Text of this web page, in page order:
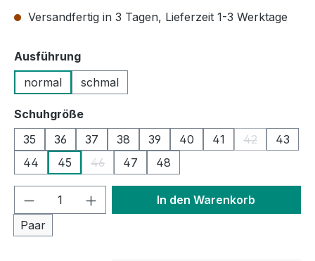
Versandfertig in 3 Tagen, Lieferzeit 1-3 Werktage
Ausführungauswählen
normal
schmal
Schuhgrößeauswählen
35
36 37 38 39 40 41 42
(Diese
43
44
45 46
(Diese Option ist zurzeit nicht verfügbar.)
47 48
Produkt Anzahl: Gib den
Paar
In den Warenkorb